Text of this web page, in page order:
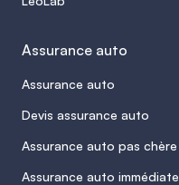
Assurance auto
Assurance auto
Devis assurance auto
Assurance auto pas chère
Assurance auto immédiate